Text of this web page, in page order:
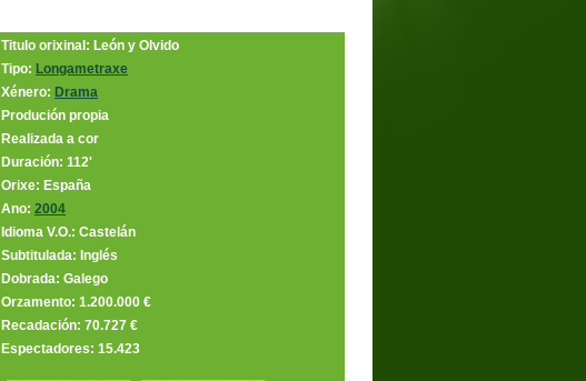
Titulo orixinal: León y Olvido
Tipo: Longametraxe
Xénero: Drama
Produción propia
Realizada a cor
Duración: 112'
Orixe: España
Ano: 2004
Idioma V.O.: Castelán
Subtitulada: Inglés
Dobrada: Galego
Orzamento: 1.200.000 €
Recadación: 70.727 €
Espectadores: 15.423